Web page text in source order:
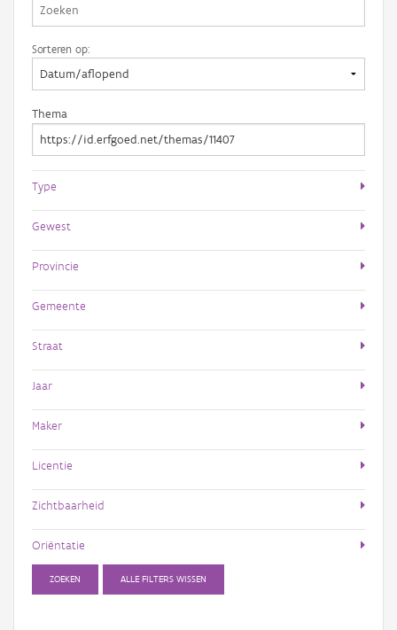
Sorteren op:
Thema
Type
Gewest
Provincie
Gemeente
Straat
Jaar
Maker
Licentie
Zichtbaarheid
Oriëntatie
ZOEKEN ALLE FILTERS WISSEN